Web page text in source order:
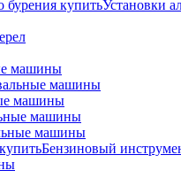
Установки
машины
машины
машины
машины
машины
Бензиновый